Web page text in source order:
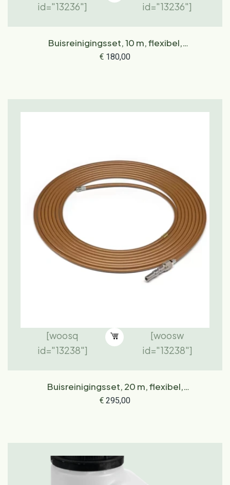
id="13236"]
id="13236"]
Buisreinigingsset, 10 m, flexibel,
snelkoppeling
€ 180,00
[woosq
id="13238"]
[woosw
id="13238"]
Buisreinigingsset, 20 m, flexibel,
snelkoppeling
€295,00